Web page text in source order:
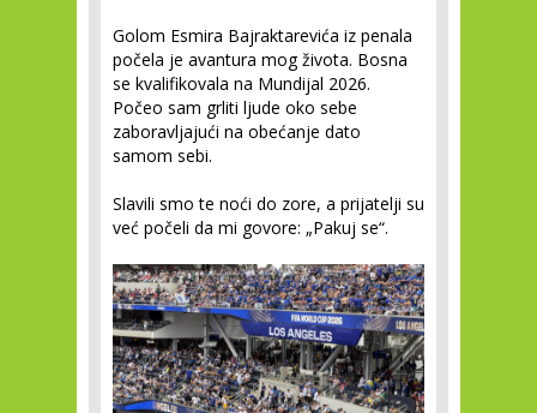
Golom Esmira Bajraktarevića iz penala
počela je avantura mog života. Bosna
se kvalifikovala na Mundijal 2026.
Počeo sam grliti ljude oko sebe
zaboravljajući na obećanje dato
samom sebi.
Slavili smo te noći do zore, a prijatelji su
već počeli da mi govore: „Pakuj se“.